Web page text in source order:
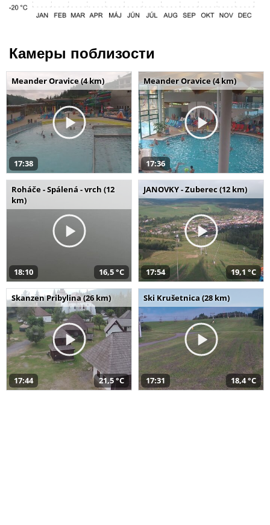
Камеры поблизости
Meander Oravice (4 km)
17:38
Meander Oravice (4 km)
17:36
Roháče - Spálená - vrch (12
km)
18:10 16,5 °C
JANOVKY - Zuberec (12 km)
17:54 19,1 °C
Skanzen Pribylina (26 km)
17:44 21,5 °C
Ski Krušetnica (28 km)
17:31 18,4 °C